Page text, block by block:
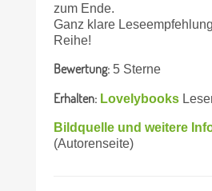
zum Ende.
Ganz klare
Reihe!
Bewertung: 5 Sterne
Erhalten: Lovelybooks
Bildquelle und weitere
(Autorenseite)